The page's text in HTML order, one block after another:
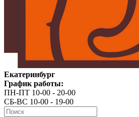
Екатеринбург
График работы:
ПН-ПТ 10-00 - 20-00
СБ-ВС 10-00 - 19-00